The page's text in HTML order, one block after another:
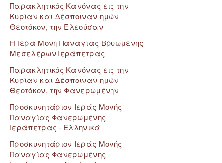
Παρακλητικός Κανόνας εις την
Κυρίαν και Δέσποιναν ημών
Θεοτόκον, την Ελεούσαν
Η Ιερά Μονή Παναγίας Βρυωμένης
Μεσελέρων Ιεράπετρας
Παρακλητικός Κανόνας εις την
Κυρίαν και Δέσποιναν ημών
Θεοτόκον, την Φανερωμένην
Προσκυνητάριον Ιεράς Μονής
Παναγίας Φανερωμένης
Ιεράπετρας - Ελληνικά
Προσκυνητάριον Ιεράς Μονής
Παναγίας Φανερωμένης